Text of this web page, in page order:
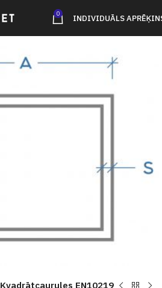
0 INDIVIDUĀLS
Kvadrātcaurules EN10219